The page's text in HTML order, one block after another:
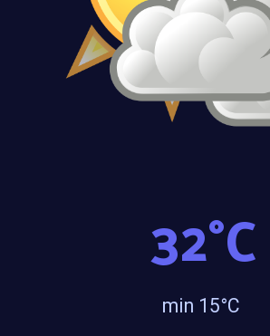
32°C
min 15°C